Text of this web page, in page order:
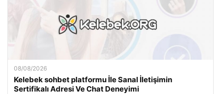
08/08/2026
Kelebek sohbet platformu İle Sanal İletişimin
Sertifikalı Adresi Ve Chat Deneyimi